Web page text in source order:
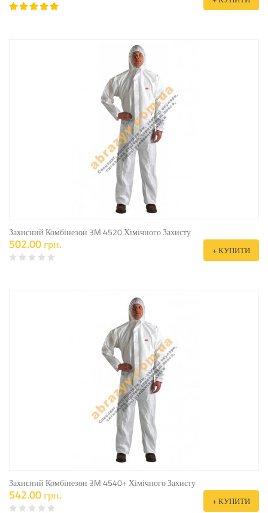
Захисний Комбінезон 3M 4520 Хімічного Захисту
502.00 грн. + КУПИТИ
Захисний Комбінезон 3M 4540+ Хімічного Захисту
542.00 грн. + КУПИТИ